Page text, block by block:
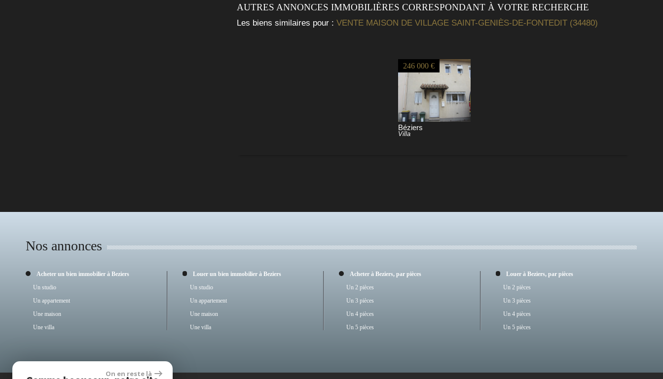
AUTRES ANNONCES IMMOBILIÈRES CORRESPONDANT À VOTRE RECHERCHE
Les biens similaires pour :VENTE MAISON DE VILLAGE SAINT-GENIÈS-DE-FONTEDIT (34480)
246 000 €
Béziers
Villa
Nos annonces
Acheter un bien immobilier à Beziers
Un studio
Un appartement
Une maison
Une villa
Louer un bien immobilier à Beziers
Un studio
Un appartement
Une maison
Une villa
Acheter à Beziers, par pièces
Un 2 pièces
Un 3 pièces
Un 4 pièces
Un 5 pièces
Louer à Beziers, par pièces
Un 2 pièces
Un 3 pièces
Un 4 pièces
Un 5 pièces
On en reste là